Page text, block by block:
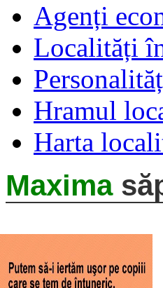
Agenți
Localități
Hramul
Harta
Maxima